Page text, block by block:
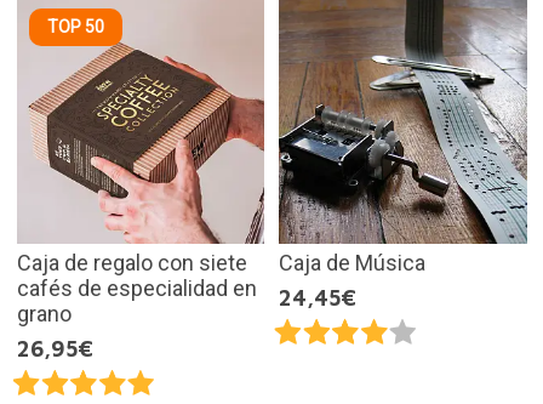
TOP 50
Caja de regalo con siete
cafés de especialidad en
grano
26,95€
Caja de Música
24,45€